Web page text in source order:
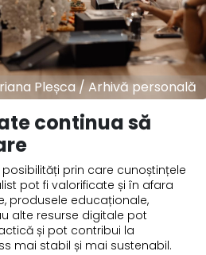
Pleșca / Arhivă personală
continua să
prin care cunoștințele
pot fi valorificate și în afara
produsele educaționale,
alte resurse digitale pot
și pot contribui la
mai stabil și mai sustenabil.